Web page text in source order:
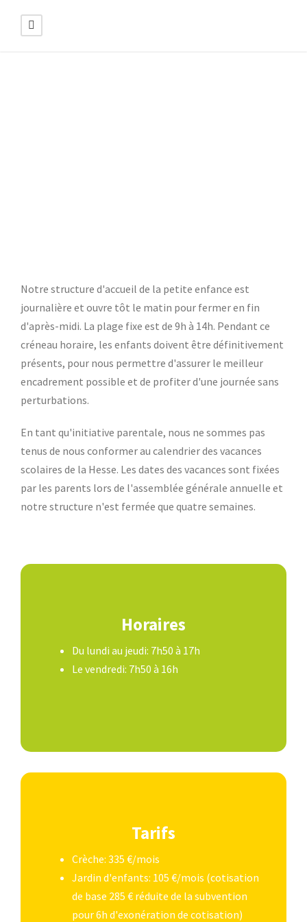
Notre structure d'accueil de la petite enfance est
journalière et ouvre tôt le matin pour fermer en fin
d'après-midi. La plage fixe est de 9h à 14h. Pendant ce
créneau horaire, les enfants doivent être définitivement
présents, pour nous permettre d'assurer le meilleur
encadrement possible et de profiter d'une journée sans
perturbations.
En tant qu'initiative parentale, nous ne sommes pas
tenus de nous conformer au calendrier des vacances
scolaires de la Hesse. Les dates des vacances sont fixées
par les parents lors de l'assemblée générale annuelle et
notre structure n'est fermée que quatre semaines.
Horaires
Du lundi au jeudi: 7h50 à 17h
Le vendredi: 7h50 à 16h
Tarifs
Crèche: 335 €/mois
Jardin d'enfants: 105 €/mois (cotisation
de base 285 € réduite de la subvention
pour 6h d'exonération de cotisation)